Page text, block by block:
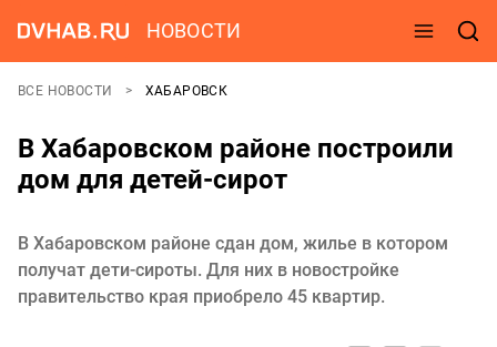
НОВОСТИ
ВСЕ НОВОСТИ ХАБАРОВСК
В Хабаровском районе построили
дом для детей-сирот
В Хабаровском районе сдан дом, жилье в котором
получат дети-сироты. Для них в новостройке
правительство края приобрело 45 квартир.